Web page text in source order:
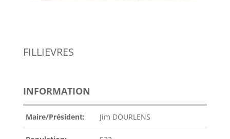
FILLIEVRES
INFORMATION
Maire/Président: Jim DOURLENS